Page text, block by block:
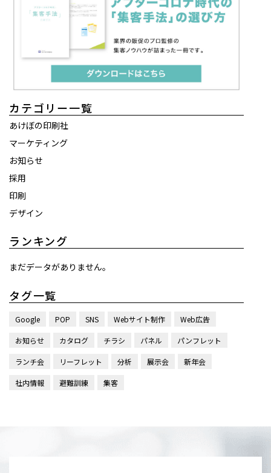
カテゴリー一覧
あけぼの印刷社
マーケティング
お知らせ
採用
印刷
デザイン
ランキング
まだデータがありません。
タグ一覧
Google POP SNS Webサイト制作 Web広告
お知らせ カタログ チラシ パネル パンフレット
ランチ会 リーフレット 分析 展示会 新年会
社内情報 避難訓練 集客